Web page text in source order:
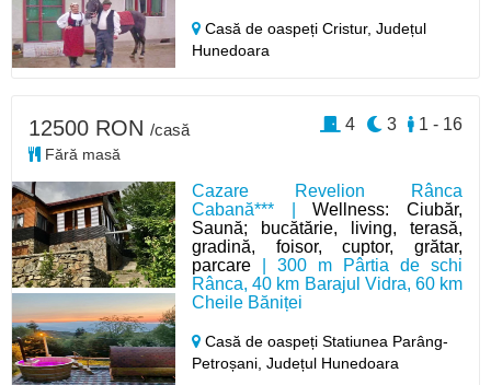
Casă de oaspeți Cristur,Județul
Hunedoara
Cazare Revelion Rânca
Cabană*** |Wellness: Ciubăr,
Saună; bucătărie, living, terasă,
gradină, foisor, cuptor, grătar,
parcare | 300 m Pârtia de schi
Rânca, 40 km Barajul Vidra, 60 km
Cheile Băniței
Casă de oaspeți Statiunea Parâng-
Petroșani,Județul Hunedoara
12500 RON /casă
Fără masă
1 - 16
3
4